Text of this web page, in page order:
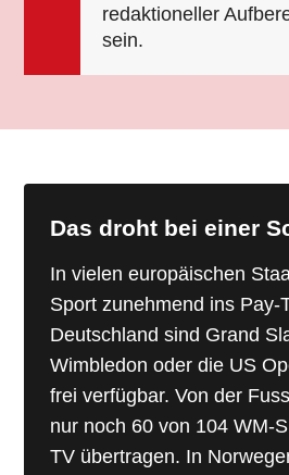
redaktioneller
sein.
Das droht bei einer
In vielen europäischen
Sport zunehmend ins Pay-
Deutschland sind Grand
Wimbledon oder die US
frei verfügbar. Von der
nur noch 60 von 104 WM-
TV übertragen. In